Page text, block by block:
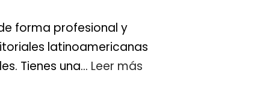
forma profesional y
latinoamericanas
Tienes una… Leer más